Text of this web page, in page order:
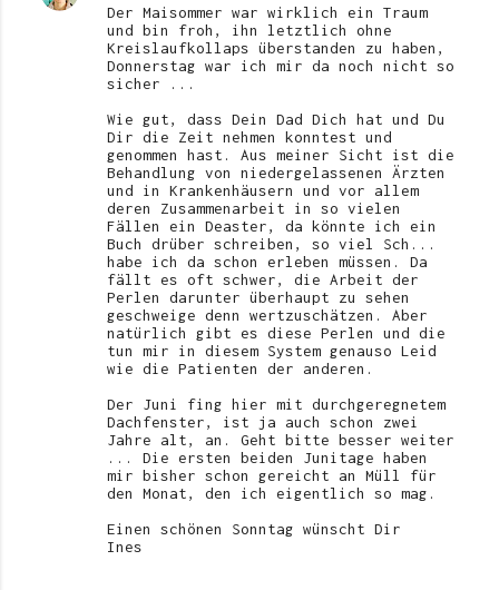
Der Maisommer war wirklich ein Traum
und bin froh, ihn letztlich ohne
Kreislaufkollaps überstanden zu haben,
Donnerstag war ich mir da noch nicht so
sicher ...
Wie gut, dass Dein Dad Dich hat und Du
Dir die Zeit nehmen konntest und
genommen hast. Aus meiner Sicht ist die
Behandlung von niedergelassenen Ärzten
und in Krankenhäusern und vor allem
deren Zusammenarbeit in so vielen
Fällen ein Deaster, da könnte ich ein
Buch drüber schreiben, so viel Sch...
habe ich da schon erleben müssen. Da
fällt es oft schwer, die Arbeit der
Perlen darunter überhaupt zu sehen
geschweige denn wertzuschätzen. Aber
natürlich gibt es diese Perlen und die
tun mir in diesem System genauso Leid
wie die Patienten der anderen.
Der Juni fing hier mit durchgeregnetem
Dachfenster, ist ja auch schon zwei
Jahre alt, an. Geht bitte besser weiter
... Die ersten beiden Junitage haben
mir bisher schon gereicht an Müll für
den Monat, den ich eigentlich so mag.
Einen schönen Sonntag wünscht Dir
Ines